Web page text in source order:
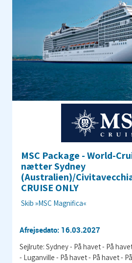
MSC Package - World-
nætter Sydney
(Australien)/
CRUISE ONLY
Skib »MSC Magnifica«
Afrejsedato: 16.03.2027
Sejlrute: Sydney - På havet - På
- Luganville - På havet - På havet -